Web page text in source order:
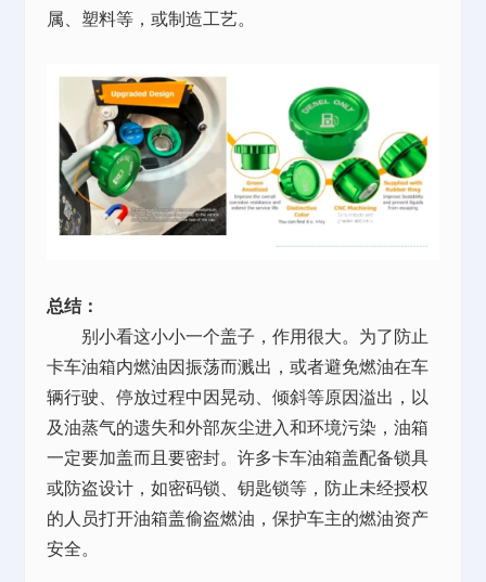
属、塑料等，或制造工艺。
总结：
别小看这小小一个盖子，作用很大。为了防止
卡车油箱内燃油因振荡而溅出，或者避免燃油在车
辆行驶、停放过程中因晃动、倾斜等原因溢出，以
及油蒸气的遗失和外部灰尘进入和环境污染，油箱
一定要加盖而且要密封。许多卡车油箱盖配备锁具
或防盗设计，如密码锁、钥匙锁等，防止未经授权
的人员打开油箱盖偷盗燃油，保护车主的燃油资产
安全。